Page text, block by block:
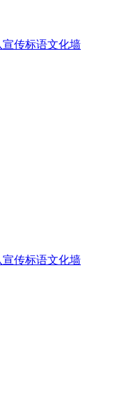
传标语文化墙
传标语文化墙